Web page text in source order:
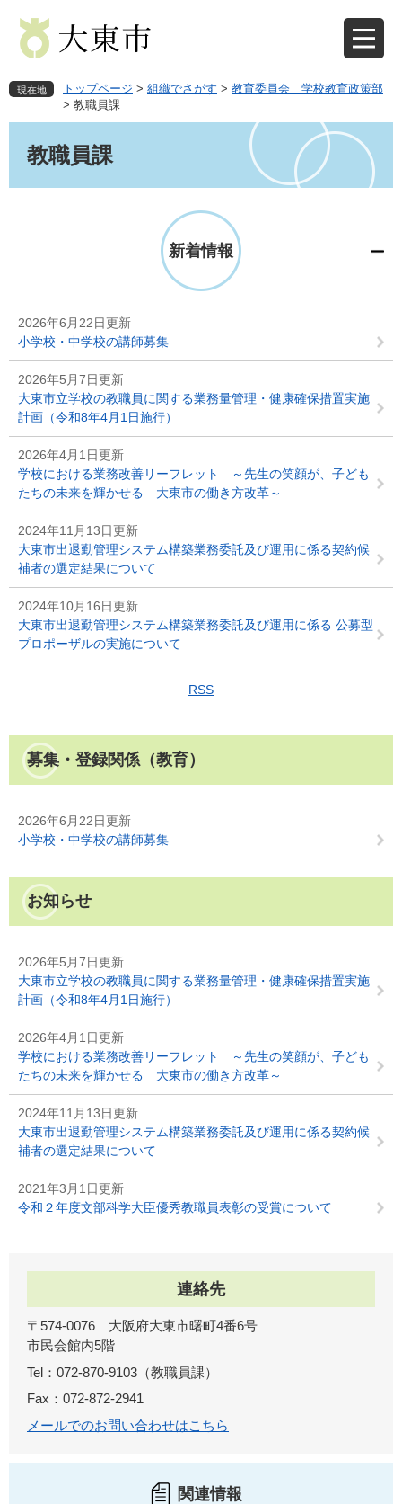
先
で
を
ば
現在地 トップページ > 組織でさがす > 教育委員会 学校教育政策部
> 教職員課
教職員課
新着情報
2026年6月22日更新
小学校・中学校の講師募集
2026年5月7日更新
大東市立学校の教職員に関する業務量管理・健康確保措置実施
計画（令和8年4月1日施行）
2026年4月1日更新
学校における業務改善リーフレット ～先生の笑顔が、子ども
たちの未来を輝かせる 大東市の働き方改革～
2024年11月13日更新
大東市出退勤管理システム構築業務委託及び運用に係る契約候
補者の選定結果について
2024年10月16日更新
大東市出退勤管理システム構築業務委託及び運用に係る 公募型
プロポーザルの実施について
RSS
募集・登録関係（教育）
2026年6月22日更新
小学校・中学校の講師募集
お知らせ
2026年5月7日更新
大東市立学校の教職員に関する業務量管理・健康確保措置実施
計画（令和8年4月1日施行）
2026年4月1日更新
学校における業務改善リーフレット ～先生の笑顔が、子ども
たちの未来を輝かせる 大東市の働き方改革～
2024年11月13日更新
大東市出退勤管理システム構築業務委託及び運用に係る契約候
補者の選定結果について
2021年3月1日更新
令和２年度文部科学大臣優秀教職員表彰の受賞について
連絡先
〒574-0076 大阪府大東市曙町4番6号
市民会館内5階
Tel：072-870-9103
教職員課
Fax：072-872-2941
メールでのお問い合わせはこちら
関連情報